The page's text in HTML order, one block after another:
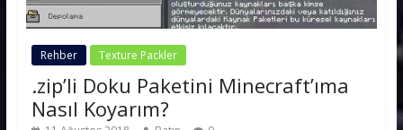
Rehber Texture Packler
.zip’li Doku Paketini Minecraft’ıma
Nasıl Koyarım?